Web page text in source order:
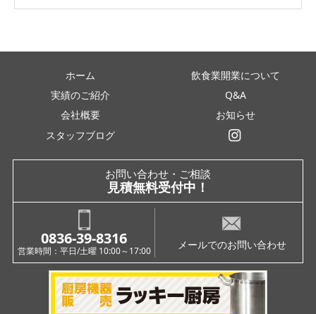
ホーム
飲食業開業について
実績のご紹介
Q&A
会社概要
お知らせ
スタッフブログ
お問い合わせ・ご相談
見積無料受付中！
0836-39-8316
営業時間：平日/土曜 10:00～17:00 メールでのお問い合わせ